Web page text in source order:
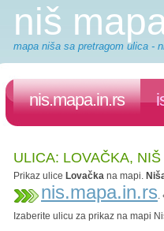
niš
mapa niša sa pretragom ulica -
nis.mapa.in.rs
ULICA: LOVAČKA, NIŠ
Prikaz ulice Lovačka na mapi.
nis.mapa.in.rs.
Izaberite ulicu za prikaz na mapi